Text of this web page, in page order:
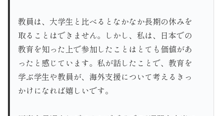
教員は、大学生と比べるとなかなか長期の休みを
取ることはできません。しかし、私は、日本での
教育を知った上で参加したことはとても価値があ
ったと感じています。私が話したことで、教育を
学ぶ学生や教員が、海外支援について考えるきっ
かけになれば嬉しいです。